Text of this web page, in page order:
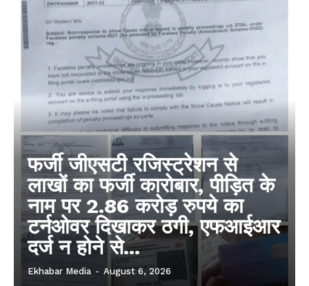
फर्जी जीएसटी रजिस्ट्रेशन से
लाखों का फर्जी कारोबार, पीड़ित के
नाम पर 2.86 करोड़ रुपये का
टर्नओवर दिखाकर ठगी, एफआईआर
दर्ज न होने से...
Ekhabar Media - August 6, 2026